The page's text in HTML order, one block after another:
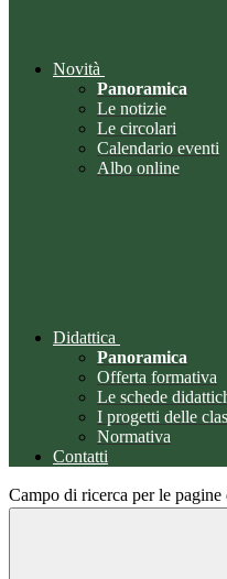
Novità
Panoramica
Le notizie
Le circolari
Calendario eventi
Albo online
Didattica
Panoramica
Offerta formativa
Le schede
I progetti delle
Normativa
Contatti
Campo di ricerca per le pagine